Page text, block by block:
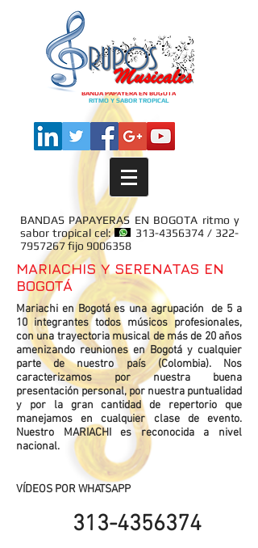
BANDA PAPAYERA EN BOGOTA
RITMO Y SABOR TROPICAL
BANDAS PAPAYERAS EN BOGOTA ritmo y
sabor tropical cel: 313-4356374/ 322-
7957267fijo 9006358
MARIACHIS Y SERENATAS EN
BOGOTÁ
Mariachi en Bogotá es una agrupación de 5 a
10 integrantes todos músicos profesionales,
con una trayectoria musical de más de 20 años
amenizando reuniones en Bogotá y cualquier
parte de nuestro país (Colombia). Nos
caracterizamos por nuestra buena
presentación personal, por nuestra puntualidad
y por la gran cantidad de repertorio que
manejamos en cualquier clase de evento.
Nuestro MARIACHI es reconocida a nivel
nacional.
VÍDEOS POR WHATSAPP
313-4356374